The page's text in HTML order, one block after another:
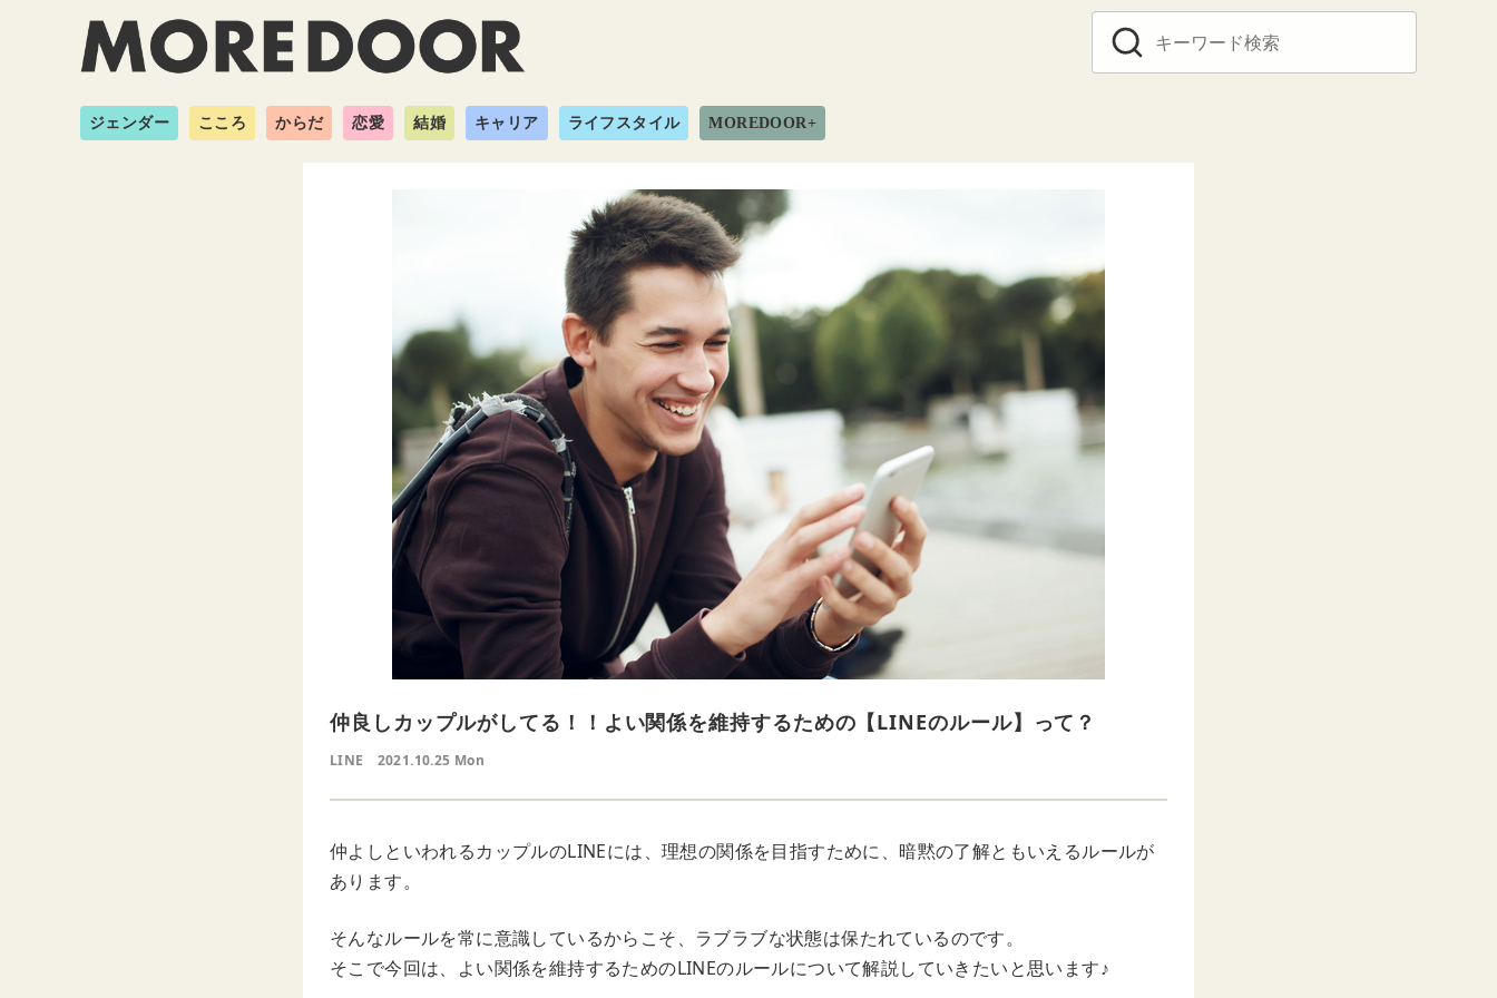
ジェンダー こころ からだ 恋愛 結婚 キャリア ライフスタイル MOREDOOR+
仲良しカップルがしてる！！よい関係を維持するための【LINEのルール】って？
LINE 2021.10.25 Mon
仲よしといわれるカップルのLINEには、理想の関係を目指すために、暗黙の了解ともいえるルールが
あります。
そんなルールを常に意識しているからこそ、ラブラブな状態は保たれているのです。
そこで今回は、よい関係を維持するためのLINEのルールについて解説していきたいと思います♪